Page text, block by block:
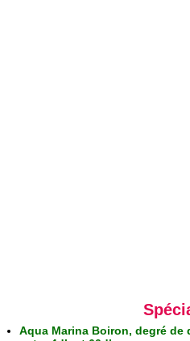
Aqua Marina Boiron, degré